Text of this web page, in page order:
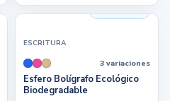
ESCRITURA
3 variaciones
Esfero Bolígrafo Ecológico
Biodegradable